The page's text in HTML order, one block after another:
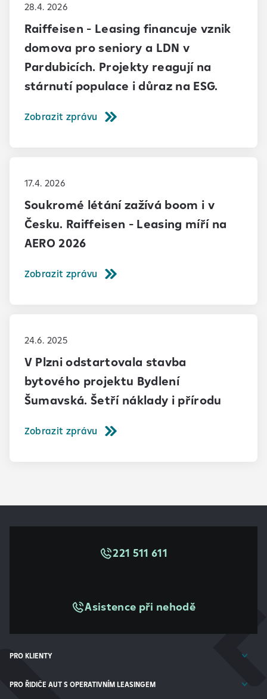
28.4. 2026
Raiffeisen - Leasing financuje vznik
domova pro seniory a LDN v
Pardubicích. Projekty reagují na
stárnutí populace i důraz na ESG.
Zobrazit zprávu
17.4. 2026
Soukromé létání zažívá boom i v
Česku. Raiffeisen - Leasing míří na
AERO 2026
Zobrazit zprávu
24.6. 2025
V Plzni odstartovala stavba
bytového projektu Bydlení
Šumavská. Šetří náklady i přírodu
Zobrazit zprávu
221 511 611
Asistence při nehodě
PRO KLIENTY
PRO ŘIDIČE AUT S OPERATIVNÍM LEASINGEM